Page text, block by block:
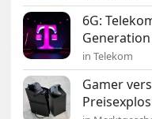
6G:
in Telekom
Gamer